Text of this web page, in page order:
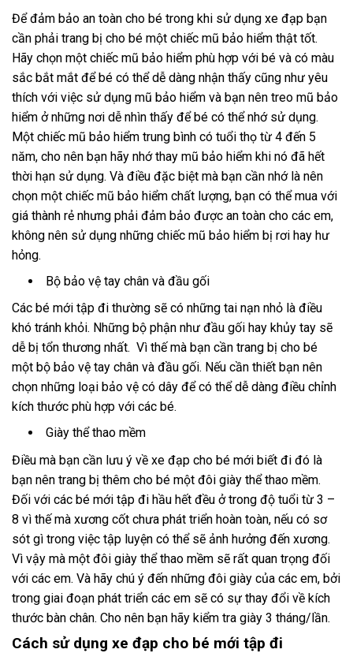
Để đảm bảo an toàn cho bé trong khi sử dụng xe đạp bạn
cần phải trang bị cho bé một chiếc mũ bảo hiểm thật tốt.
Hãy chọn một chiếc mũ bảo hiểm phù hợp với bé và có màu
sắc bắt mắt để bé có thể dễ dàng nhận thấy cũng như yêu
thích với việc sử dụng mũ bảo hiểm và bạn nên treo mũ bảo
hiểm ở những nơi dễ nhìn thấy để bé có thể nhớ sử dụng.
Một chiếc mũ bảo hiểm trung bình có tuổi thọ từ 4 đến 5
năm, cho nên bạn hãy nhớ thay mũ bảo hiểm khi nó đã hết
thời hạn sử dụng. Và điều đặc biệt mà bạn cần nhớ là nên
chọn một chiếc mũ bảo hiểm chất lượng, bạn có thể mua với
giá thành rẻ nhưng phải đảm bảo được an toàn cho các em,
không nên sử dụng những chiếc mũ bảo hiểm bị rơi hay hư
hỏng.
Bộ bảo vệ tay chân và đầu gối
Các bé mới tập đi thường sẽ có những tai nạn nhỏ là điều
khó tránh khỏi. Những bộ phận như đầu gối hay khủy tay sẽ
dễ bị tổn thương nhất. Vì thế mà bạn cần trang bị cho bé
một bộ bảo vệ tay chân và đầu gối. Nếu cần thiết bạn nên
chọn những loại bảo vệ có dây để có thể dễ dàng điều chỉnh
kích thước phù hợp với các bé.
Giày thể thao mềm
Điều mà bạn cần lưu ý về xe đạp cho bé mới biết đi đó là
bạn nên trang bị thêm cho bé một đôi giày thể thao mềm.
Đối với các bé mới tập đi hầu hết đều ở trong độ tuổi từ 3 –
8 vì thế mà xương cốt chưa phát triển hoàn toàn, nếu có sơ
sót gì trong việc tập luyện có thể sẽ ảnh hưởng đến xương.
Vì vậy mà một đôi giày thể thao mềm sẽ rất quan trọng đối
với các em. Và hãy chú ý đến những đôi giày của các em, bởi
trong giai đoạn phát triển các em sẽ có sự thay đổi về kích
thước bàn chân. Cho nên bạn hãy kiểm tra giày 3 tháng/lần.
Cách sử dụng xe đạp cho bé mới tập đi